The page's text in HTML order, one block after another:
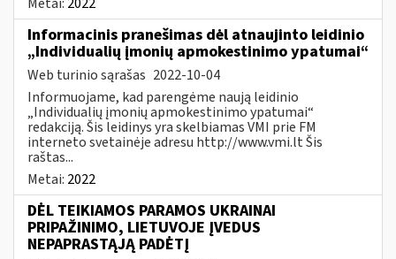
Informacinis pranešimas dėl atnaujinto leidinio
„Individualių įmonių apmokestinimo ypatumai“
Web turinio sąrašas 2022-10-04
Informuojame, kad parengėme naują leidinio
„Individualių įmonių apmokestinimo ypatumai“
redakciją. Šis leidinys yra skelbiamas VMI prie FM
interneto svetainėje adresu http://www.vmi.lt Šis
raštas...
Metai: 2022
DĖL TEIKIAMOS PARAMOS UKRAINAI
PRIPAŽINIMO, LIETUVOJE ĮVEDUS
NEPAPRASTĄJĄ PADĖTĮ